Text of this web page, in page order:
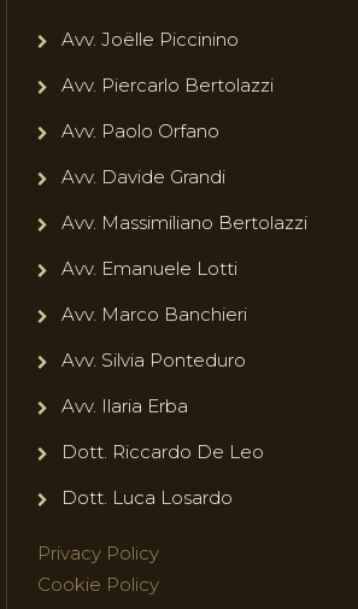
Avv. Joëlle Piccinino
Avv. Piercarlo Bertolazzi
Avv. Paolo Orfano
Avv. Davide Grandi
Avv. Massimiliano Bertolazzi
Avv. Emanuele Lotti
Avv. Marco Banchieri
Avv. Silvia Ponteduro
Avv. Ilaria Erba
Dott. Riccardo De Leo
Dott. Luca Losardo
Privacy Policy
Cookie Policy